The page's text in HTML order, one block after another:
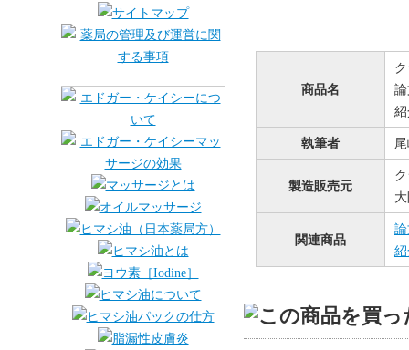
商品名
執筆者
製造販売元
関連商品